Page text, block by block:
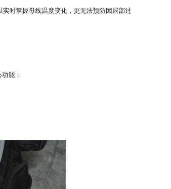
时掌握母线温度变化，更无法预防因局部过
能：